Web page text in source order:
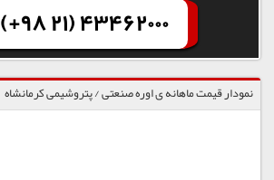
(+98 21) 43462000
نمودار قیمت ماهانه ی اوره صنعتی / پتروشیمی کرمانشاه